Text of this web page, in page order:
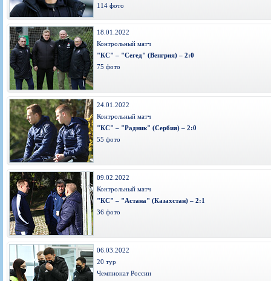
114 фото
18.01.2022
Контрольный матч
"КС" – "Сегед" (Венгрия) – 2:0
75 фото
24.01.2022
Контрольный матч
"КС" – "Радник" (Сербия) – 2:0
55 фото
09.02.2022
Контрольный матч
"КС" – "Астана" (Казахстан) – 2:1
36 фото
06.03.2022
20 тур
Чемпионат России